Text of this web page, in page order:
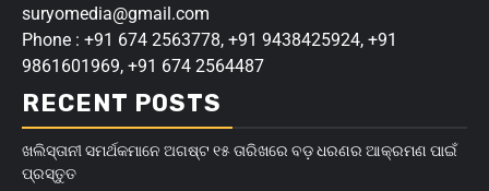
suryomedia@gmail.com
Phone : +91 674 2563778, +91 9438425924, +91
9861601969, +91 674 2564487
RECENT POSTS
ଖଲିସ୍ତାନୀ ସମର୍ଥକମାନେ ଅଗଷ୍ଟ ୧୫ ତାରିଖରେ ବଡ଼ ଧରଣର ଆକ୍ରମଣ ପାଇଁ
ପ୍ରସ୍ତୁତ